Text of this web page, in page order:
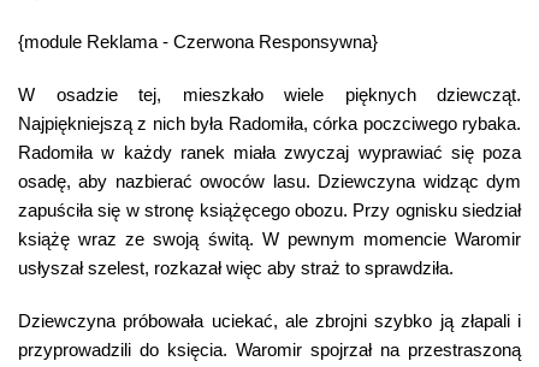
{module Reklama - Czerwona Responsywna}
W osadzie tej, mieszkało wiele pięknych dziewcząt.
Najpiękniejszą z nich była Radomiła, córka poczciwego rybaka.
Radomiła w każdy ranek miała zwyczaj wyprawiać się poza
osadę, aby nazbierać owoców lasu. Dziewczyna widząc dym
zapuściła się w stronę książęcego obozu. Przy ognisku siedział
książę wraz ze swoją świtą. W pewnym momencie Waromir
usłyszał szelest, rozkazał więc aby straż to sprawdziła.
Dziewczyna próbowała uciekać, ale zbrojni szybko ją złapali i
przyprowadzili do księcia. Waromir spojrzał na przestraszoną